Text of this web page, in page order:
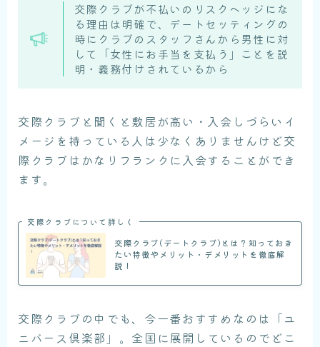
交際クラブが不払いのリスクヘッジにな
る理由は明確で、デートセッティングの
時にクラブのスタッフさんから男性に対
して「女性にお手当を支払う」ことを説
明・義務付けされているから
交際クラブと聞くと敷居が高い・入会しづらいイ
メージを持っている人は少なくありませんけど交
際クラブはかなりフランクに入会することができ
ます。
交際クラブについて詳しく
交際クラブ(デートクラブ)とは？知っておき
たい特徴やメリット・デメリットを徹底解
説！
交際クラブの中でも、今一番おすすめなのは「ユ
ニバース倶楽部」。全国に展開しているのでどこ